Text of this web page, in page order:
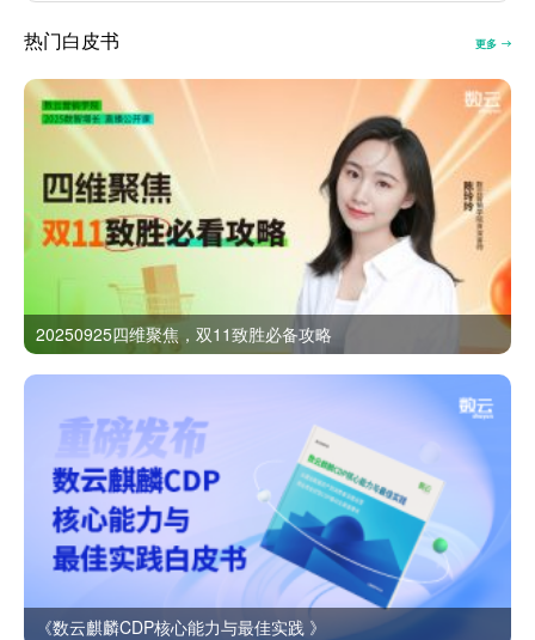
热门白皮书 更多
20250925四维聚焦，双11致胜必备攻略
《数云麒麟CDP核心能力与最佳实践 》